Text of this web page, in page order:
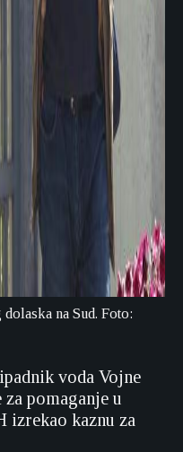
na Sud. Foto:
voda Vojne
pomaganje u
izrekao kaznu za